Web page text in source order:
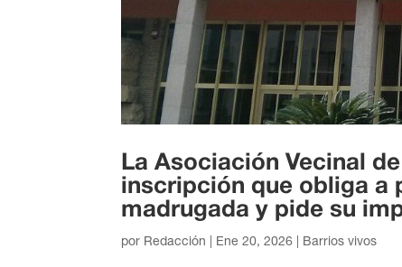
La Asociación Vecinal
inscripción que obliga a
madrugada y pide su
por Redacción Ene 20, 2026 Barrios vivos